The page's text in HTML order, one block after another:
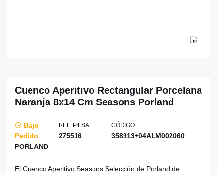
Cuenco Aperitivo Rectangular Porcelana
Naranja 8x14 Cm Seasons Porland
Bajo
Pedido
REF. PILSA:
275516
CÓDIGO:
358913+04ALM002060
PORLAND
El Cuenco Aperitivo Seasons Selección de Porland de